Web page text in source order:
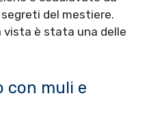
del mestiere.
è stata una delle
con muli e